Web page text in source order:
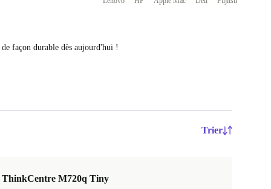
façon durable dès aujourd'hui !
Trier
ThinkCentre M720q Tiny